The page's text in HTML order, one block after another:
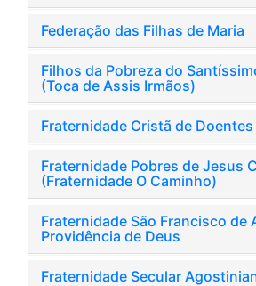
Federação das Filhas de Maria
Filhos da Pobreza do
(Toca de Assis Irmãos)
Fraternidade Cristã de
Fraternidade Pobres de Jesus
(Fraternidade O Caminho)
Fraternidade São Francisco de
Providência de Deus
Fraternidade Secular